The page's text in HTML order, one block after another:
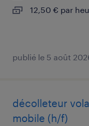
12,50 € par
publié le 5 août
décolleteur
mobile (h/f)